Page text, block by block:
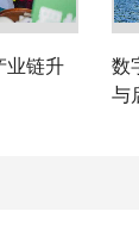
业链升
数
与